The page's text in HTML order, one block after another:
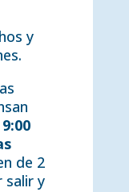
y
de 2
salir y